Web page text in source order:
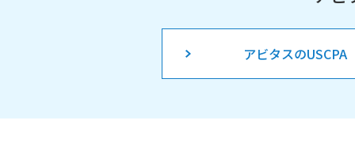
アビタスのUSCPA